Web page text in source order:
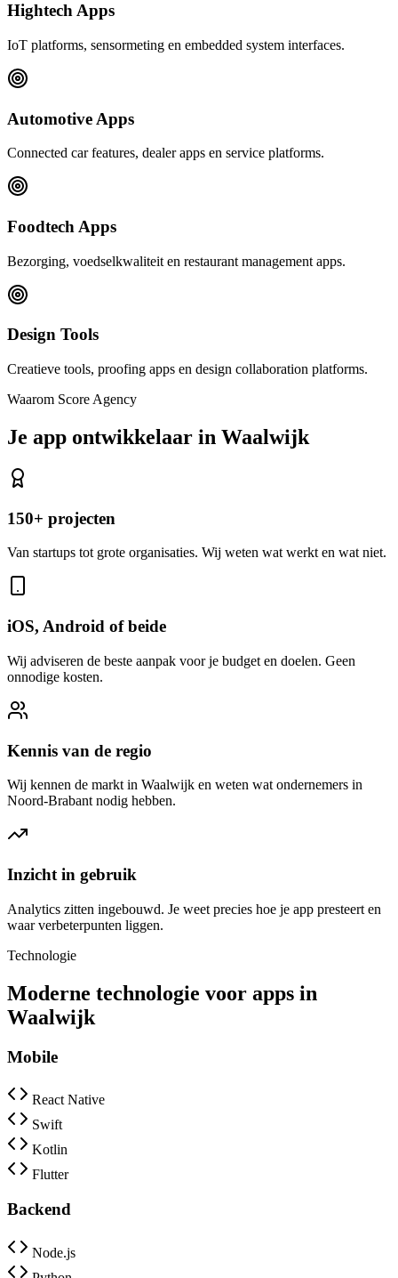
Hightech Apps
IoT platforms, sensormeting en embedded system interfaces.
Automotive Apps
Connected car features, dealer apps en service platforms.
Foodtech Apps
Bezorging, voedselkwaliteit en restaurant management apps.
Design Tools
Creatieve tools, proofing apps en design collaboration platforms.
Waarom Score Agency
Je app ontwikkelaar in Waalwijk
150+ projecten
Van startups tot grote organisaties. Wij weten wat werkt en wat niet.
iOS, Android of beide
Wij adviseren de beste aanpak voor je budget en doelen. Geen
onnodige kosten.
Kennis van de regio
Wij kennen de markt in Waalwijk en weten wat ondernemers in
Noord-Brabant nodig hebben.
Inzicht in gebruik
Analytics zitten ingebouwd. Je weet precies hoe je app presteert en
waar verbeterpunten liggen.
Technologie
Moderne technologie voor apps in
Waalwijk
Mobile
React Native
Swift
Kotlin
Flutter
Backend
Node.js